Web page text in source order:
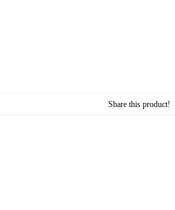
Share this product!